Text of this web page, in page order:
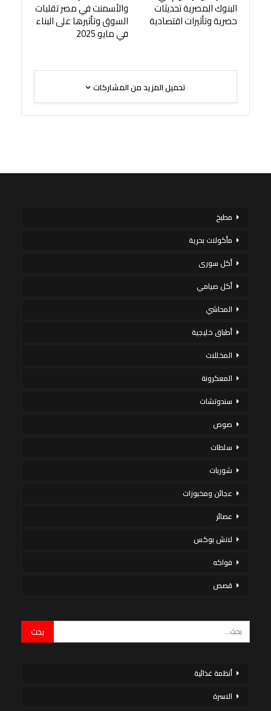
البنوك المصرية تحديثات
حصرية وتأثيرات اقتصادية
والأسمنت في مصر تقلبات
السوق وتأثيرها على البناء
في مايو 2025
تحميل المزيد من المشاركات
مطبخ
مأكولات بحرية
أكل سورى
أكل صيامي
المحاشي
أطباق خليجية
المخللات
المعكرونة
سندوتشات
صوص
سلطات
شوربات
عجائن ومخبوزات
عصائر
لانش بوكس
فواكه
قصص
أنظمة غذائية
الاسرة